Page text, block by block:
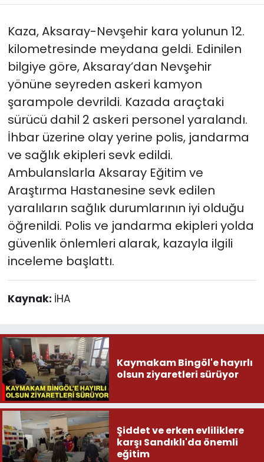
Kaza, Aksaray-Nevşehir kara yolunun 12.
kilometresinde meydana geldi. Edinilen
bilgiye göre, Aksaray’dan Nevşehir
yönüne seyreden askeri kamyon
şarampole devrildi. Kazada araçtaki
sürücü dahil 2 askeri personel yaralandı.
İhbar üzerine olay yerine polis, jandarma
ve sağlık ekipleri sevk edildi.
Ambulanslarla Aksaray Eğitim ve
Araştırma Hastanesine sevk edilen
yaralıların sağlık durumlarının iyi olduğu
öğrenildi. Polis ve jandarma ekipleri yolda
güvenlik önlemleri alarak, kazayla ilgili
inceleme başlattı.
Kaynak: İHA
Kaymakam Bingöl'e hayırlı
olsun ziyaretleri sürüyor
Şiddet ve erken evliliklere
karşı Sandıklı'da önemli
eğitim